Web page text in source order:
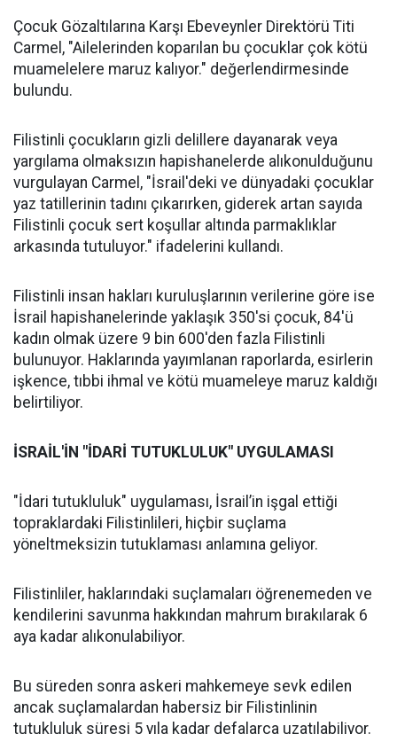
Çocuk Gözaltılarına Karşı Ebeveynler Direktörü Titi
Carmel, "Ailelerinden koparılan bu çocuklar çok kötü
muamelelere maruz kalıyor." değerlendirmesinde
bulundu.
Filistinli çocukların gizli delillere dayanarak veya
yargılama olmaksızın hapishanelerde alıkonulduğunu
vurgulayan Carmel, "İsrail'deki ve dünyadaki çocuklar
yaz tatillerinin tadını çıkarırken, giderek artan sayıda
Filistinli çocuk sert koşullar altında parmaklıklar
arkasında tutuluyor." ifadelerini kullandı.
Filistinli insan hakları kuruluşlarının verilerine göre ise
İsrail hapishanelerinde yaklaşık 350'si çocuk, 84'ü
kadın olmak üzere 9 bin 600'den fazla Filistinli
bulunuyor. Haklarında yayımlanan raporlarda, esirlerin
işkence, tıbbi ihmal ve kötü muameleye maruz kaldığı
belirtiliyor.
İSRAİL'İN "İDARİ TUTUKLULUK" UYGULAMASI
"İdari tutukluluk" uygulaması, İsrail’in işgal ettiği
topraklardaki Filistinlileri, hiçbir suçlama
yöneltmeksizin tutuklaması anlamına geliyor.
Filistinliler, haklarındaki suçlamaları öğrenemeden ve
kendilerini savunma hakkından mahrum bırakılarak 6
aya kadar alıkonulabiliyor.
Bu süreden sonra askeri mahkemeye sevk edilen
ancak suçlamalardan habersiz bir Filistinlinin
tutukluluk süresi 5 yıla kadar defalarca uzatılabiliyor.